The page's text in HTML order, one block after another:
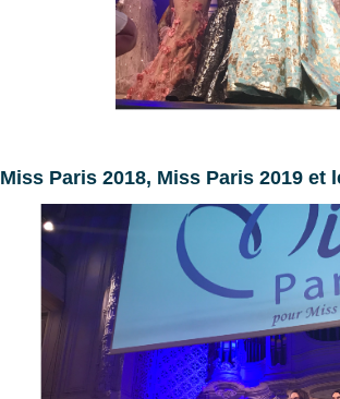
Miss Paris 2018, Miss Paris 2019 et